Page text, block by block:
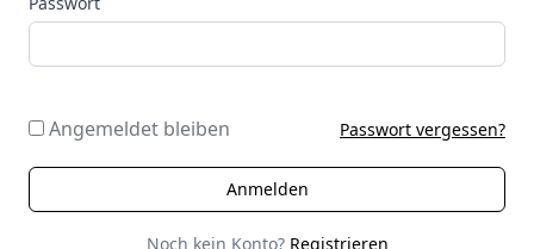
Angemeldet bleiben Passwort vergessen?
Noch kein Konto? Registrieren